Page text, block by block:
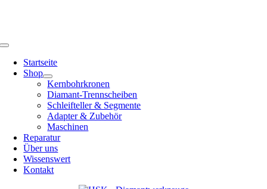
Toggle
NavigationStartseite
Shop
Kernbohrkronen
Diamant-Trennscheiben
Schleifteller & Segmente
Adapter & Zubehör
Maschinen
Reparatur
Über uns
Wissenswert
Kontakt